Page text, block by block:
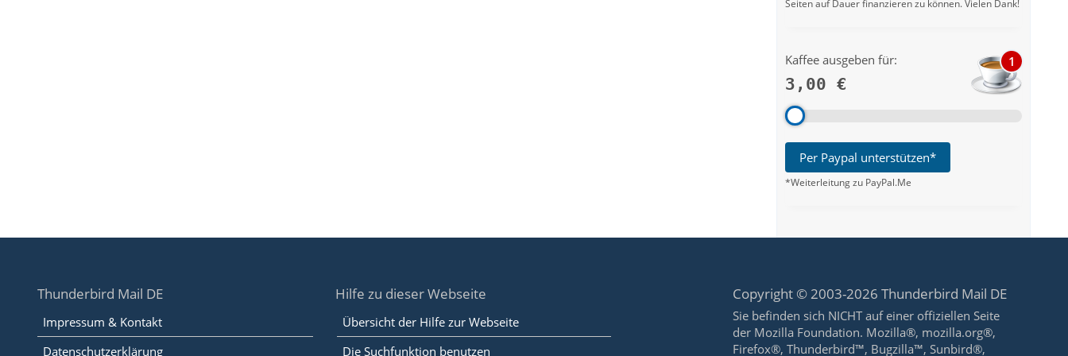
Seiten auf Dauer finanzieren zu können. Vielen Dank!
Kaffee ausgeben für:
3,00 €
1
Per Paypal unterstützen*
*Weiterleitung zu PayPal.Me
Thunderbird Mail DE
Impressum & Kontakt
Datenschutzerklärung
Hilfe zu dieser Webseite
Übersicht der Hilfe zur Webseite
Die Suchfunktion benutzen
Copyright © 2003-2026 Thunderbird Mail DE
Sie befinden sich NICHT auf einer offiziellen Seite
der Mozilla Foundation. Mozilla®, mozilla.org®,
Firefox®, Thunderbird™, Bugzilla™, Sunbird®,